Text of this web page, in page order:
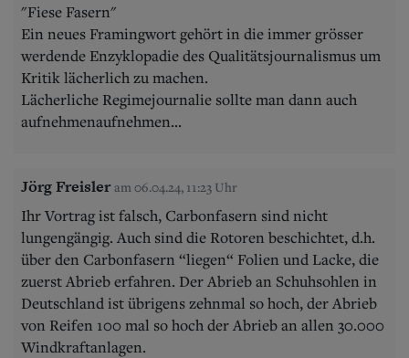
"Fiese Fasern"
Ein neues Framingwort gehört in die immer grösser
werdende Enzyklopadie des Qualitätsjournalismus um
Kritik lächerlich zu machen.
Lächerliche Regimejournalie sollte man dann auch
aufnehmenaufnehmen...
Jörg Freisler am 06.04.24, 11:23 Uhr
Ihr Vortrag ist falsch, Carbonfasern sind nicht
lungengängig. Auch sind die Rotoren beschichtet, d.h.
über den Carbonfasern “liegen“ Folien und Lacke, die
zuerst Abrieb erfahren. Der Abrieb an Schuhsohlen in
Deutschland ist übrigens zehnmal so hoch, der Abrieb
von Reifen 100 mal so hoch der Abrieb an allen 30.000
Windkraftanlagen.